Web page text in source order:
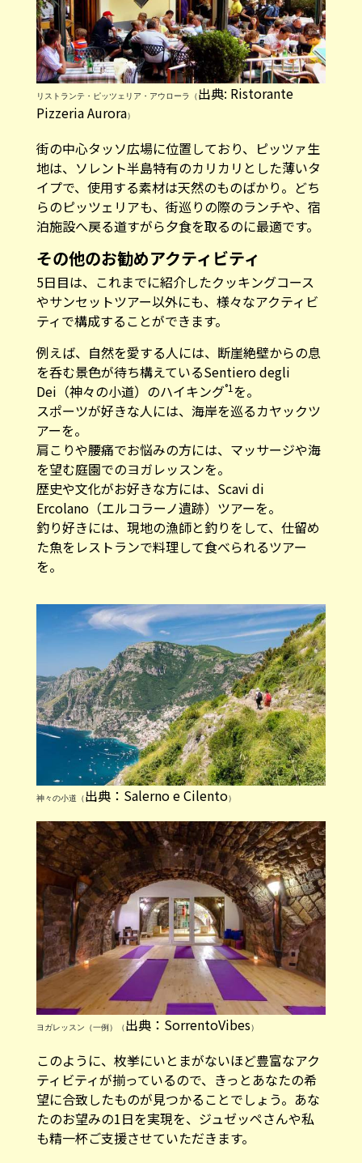
リストランテ・ピッツェリア・アウローラ（出典: Ristorante
Pizzeria Aurora）
街の中心タッソ広場に位置しており、ピッツァ生
地は、ソレント半島特有のカリカリとした薄いタ
イプで、使用する素材は天然のものばかり。どち
らのピッツェリアも、街巡りの際のランチや、宿
泊施設へ戻る道すがら夕食を取るのに最適です。
その他のお勧めアクティビティ
5日目は、これまでに紹介したクッキングコース
やサンセットツアー以外にも、様々なアクティビ
ティで構成することができます。
例えば、自然を愛する人には、断崖絶壁からの息
を呑む景色が待ち構えているSentiero degli
Dei（神々の小道）のハイキング°1 を。
スポーツが好きな人には、海岸を巡るカヤックツ
アーを。
肩こりや腰痛でお悩みの方には、マッサージや海
を望む庭園でのヨガレッスンを。
歴史や文化がお好きな方には、Scavi di
Ercolano（エルコラーノ遺跡）ツアーを。
釣り好きには、現地の漁師と釣りをして、仕留め
た魚をレストランで料理して食べられるツアー
を。
神々の小道（出典：Salerno e Cilento）
ヨガレッスン（一例）（出典：SorrentoVibes）
このように、枚挙にいとまがないほど豊富なアク
ティビティが揃っているので、きっとあなたの希
望に合致したものが見つかることでしょう。あな
たのお望みの1日を実現を、ジュゼッペさんや私
も精一杯ご支援させていただきます。